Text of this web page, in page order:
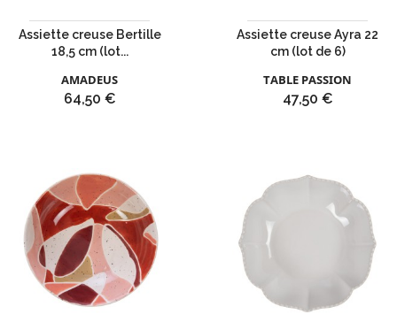
Assiette creuse Bertille
18,5 cm (lot...
AMADEUS
Prix
64,50 €
Assiette creuse Ayra 22
cm (lot de 6)
TABLE PASSION
Prix
47,50 €